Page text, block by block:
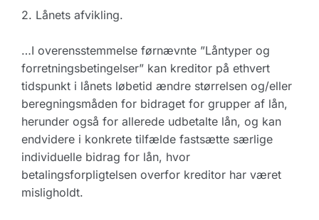
2. Lånets afvikling.
…I overensstemmelse førnævnte ”Låntyper og
forretningsbetingelser” kan kreditor på ethvert
tidspunkt i lånets løbetid ændre størrelsen og/eller
beregningsmåden for bidraget for grupper af lån,
herunder også for allerede udbetalte lån, og kan
endvidere i konkrete tilfælde fastsætte særlige
individuelle bidrag for lån, hvor
betalingsforpligtelsen overfor kreditor har været
misligholdt.